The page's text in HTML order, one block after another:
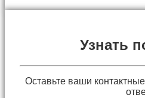
Узнать
Оставьте ваши